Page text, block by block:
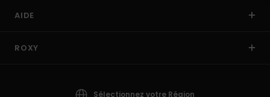
AIDE
ROXY
Sélectionnez votre Région